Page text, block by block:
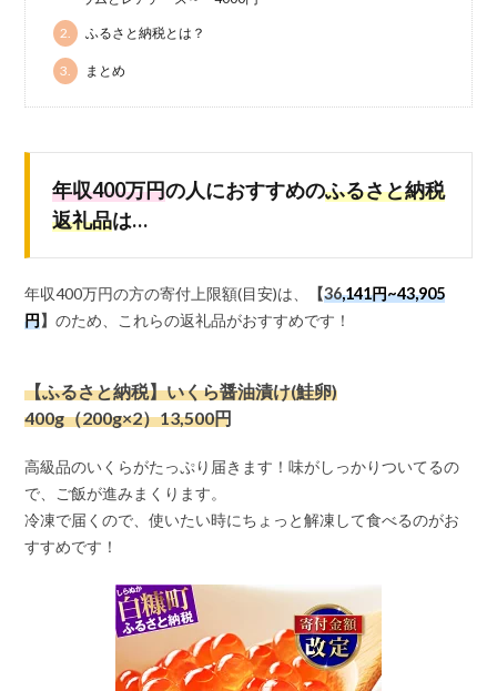
2. ふるさと納税とは？
3. まとめ
年収400万円の人におすすめのふるさと納税
返礼品は…
年収400万円の方の寄付上限額(目安)は、 【36,141円~43,905
円】のため、これらの返礼品がおすすめです！
【ふるさと納税】いくら醤油漬け(鮭卵)
400g（200g×2）13,500円
高級品のいくらがたっぷり届きます！味がしっかりついてるの
で、ご飯が進みまくります。
冷凍で届くので、使いたい時にちょっと解凍して食べるのがお
すすめです！